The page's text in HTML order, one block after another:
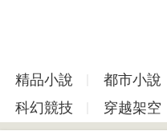
精品小說 都市小說
科幻競技
穿越架空